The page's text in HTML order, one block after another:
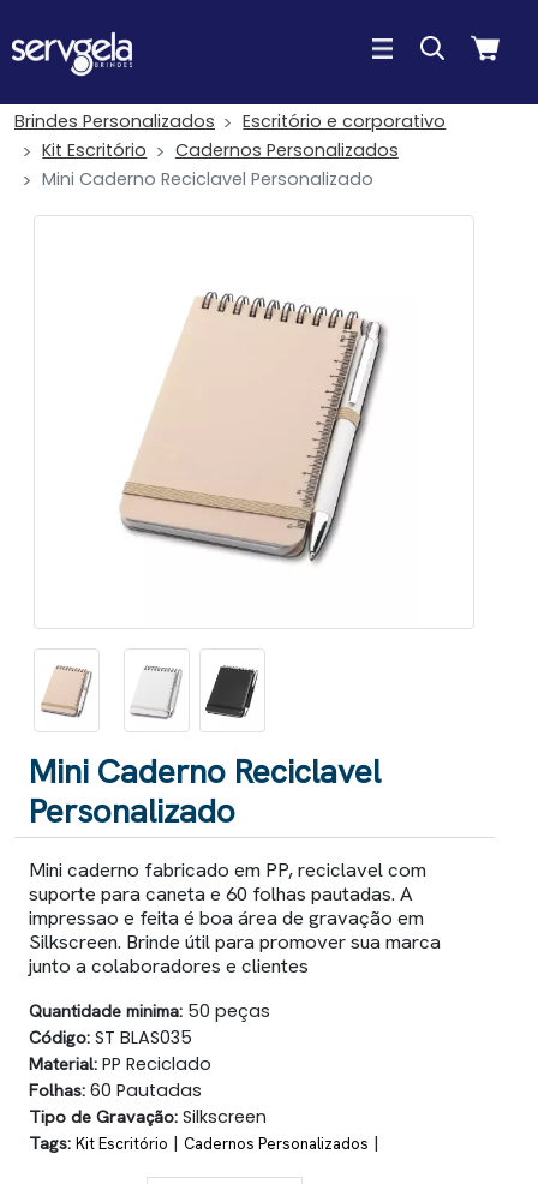
Brindes Personalizados
Escritório e corporativo
Kit Escritório
Cadernos Personalizados
Mini Caderno Reciclavel Personalizado
Mini Caderno Reciclavel
Personalizado
Mini caderno fabricado em PP, reciclavel com
suporte para caneta e 60 folhas pautadas. A
impressao e feita é boa área de gravação em
Silkscreen. Brinde útil para promover sua marca
junto a colaboradores e clientes
Quantidade minima: 50 peças
Código: ST BLAS035
Material: PP Reciclado
Folhas: 60 Pautadas
Tipo de Gravação: Silkscreen
Tags: Kit Escritório | Cadernos Personalizados |